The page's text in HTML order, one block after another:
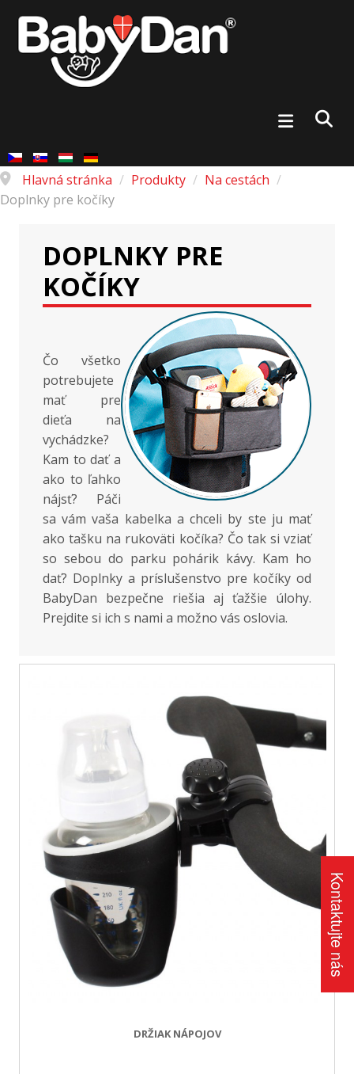
Hlavná stránka / Produkty / Na cestách /
Doplnky pre kočíky
DOPLNKY PRE
KOČÍKY
Čo všetko
potrebujete
mať pre
dieťa na
vychádzke?
Kam to dať a
ako to ľahko
nájsť? Páči
sa vám vaša kabelka a chceli by ste ju mať
ako tašku na rukoväti kočíka? Čo tak si vziať
so sebou do parku pohárik kávy. Kam ho
dať? Doplnky a príslušenstvo pre kočíky od
BabyDan bezpečne riešia aj ťažšie úlohy.
Prejdite si ich s nami a možno vás oslovia.
DRŽIAK NÁPOJOV
Kontaktujte nás